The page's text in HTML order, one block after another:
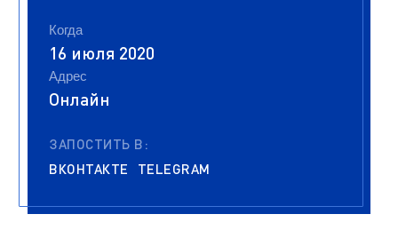
Когда
16 июля 2020
Адрес
Онлайн
ЗАПОСТИТЬ В:
ВКОНТАКТЕ
TELEGRAM